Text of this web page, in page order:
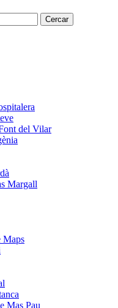
Cercar
del Vilar
Margall
Maps
Mas Pau